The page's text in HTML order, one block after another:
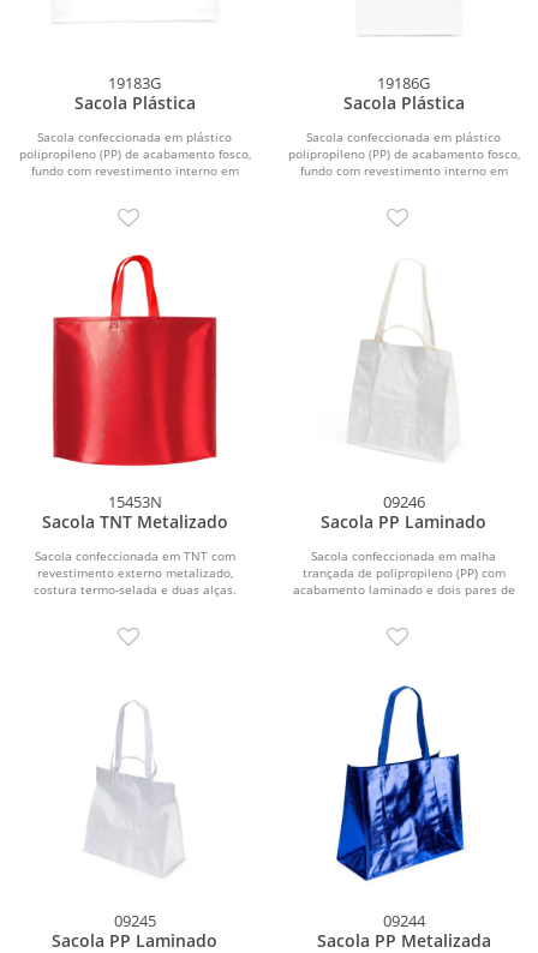
19183G
Sacola Plástica
Sacola confeccionada em plástico
polipropileno (PP) de acabamento fosco,
fundo com revestimento interno em
19186G
Sacola Plástica
Sacola confeccionada em plástico
polipropileno (PP) de acabamento fosco,
fundo com revestimento interno em
15453N
Sacola TNT Metalizado
Sacola confeccionada em TNT com
revestimento externo metalizado,
costura termo-selada e duas alças.
09246
Sacola PP Laminado
Sacola confeccionada em malha
trançada de polipropileno (PP) com
acabamento laminado e dois pares de
09245
Sacola PP Laminado
09244
Sacola PP Metalizada